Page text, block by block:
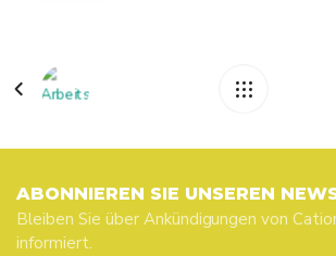
ABONNIEREN SIE UNSEREN
Bleiben Sie über Ankündigungen von
informiert.